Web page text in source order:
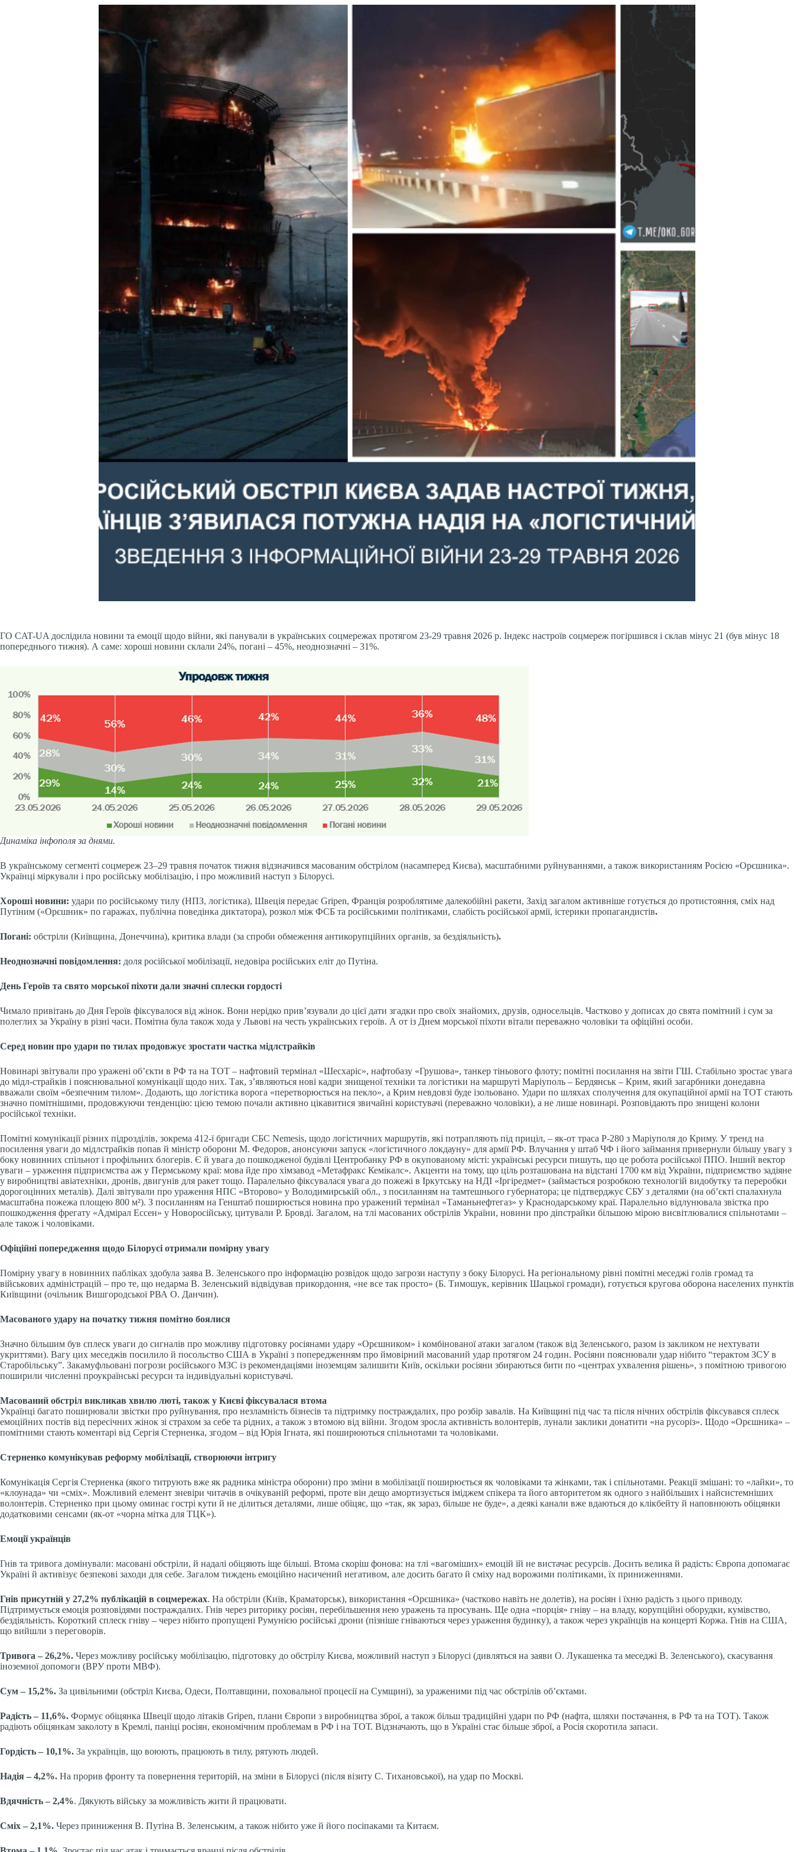
ГО CAT-UA дослідила новини та емоції щодо війни, які панували в українських соцмережах протягом 23-29 травня 2026 р. Індекс настроїв соцмереж погіршився і склав мінус 21 (був мінус 18
попереднього тижня). А саме: хороші новини склали 24%, погані – 45%, неоднозначні – 31%.
Динаміка інфополя за днями.
В українському сегменті соцмереж 23–29 травня початок тижня відзначився масованим обстрілом (насамперед Києва), масштабними руйнуваннями, а також використанням Росією «Орєшника».
Українці міркували і про російську мобілізацію, і про можливий наступ з Білорусі.
Хороші новини: удари по російському тилу (НПЗ, логістика), Швеція передає Gripen, Франція розроблятиме далекобійні ракети, Захід загалом активніше готується до протистояння, сміх над
Путіним («Орєшник» по гаражах, публічна поведінка диктатора), розкол між ФСБ та російськими політиками, слабість російської армії, істерики пропагандистів.
Погані: обстріли (Київщина, Донеччина), критика влади (за спроби обмеження антикорупційних органів, за бездіяльність).
Неоднозначні повідомлення: доля російської мобілізації, недовіра російських еліт до Путіна.
День Героїв та свято морської піхоти дали значні сплески гордості
Чимало привітань до Дня Героїв фіксувалося від жінок. Вони нерідко прив’язували до цієї дати згадки про своїх знайомих, друзів, односельців. Частково у дописах до свята помітний і сум за
полеглих за Україну в різні часи. Помітна була також хода у Львові на честь українських героїв. А от із Днем морської піхоти вітали переважно чоловіки та офіційні особи.
Серед новин про удари по тилах продовжує зростати частка мідлстрайків
Новинарі звітували про уражені об’єкти в РФ та на ТОТ – нафтовий термінал «Шесхаріс», нафтобазу «Грушова», танкер тіньового флоту; помітні посилання на звіти ГШ. Стабільно зростає увага
до мідл-страйків і пояснювальної комунікації щодо них. Так, з’являються нові кадри знищеної техніки та логістики на маршруті Маріуполь – Бердянськ – Крим, який загарбники донедавна
вважали своїм «безпечним тилом». Додають, що логістика ворога «перетворюється на пекло», а Крим невдовзі буде ізольовано. Удари по шляхах сполучення для окупаційної армії на ТОТ стають
значно помітнішими, продовжуючи тенденцію: цією темою почали активно цікавитися звичайні користувачі (переважно чоловіки), а не лише новинарі. Розповідають про знищені колони
російської техніки.
Помітні комунікації різних підрозділів, зокрема 412-ї бригади СБС Nemesis, щодо логістичних маршрутів, які потрапляють під приціл, – як-от траса Р-280 з Маріуполя до Криму. У тренд на
посилення уваги до мідлстрайків попав й міністр оборони М. Федоров, анонсуючи запуск «логістичного локдауну» для армії РФ. Влучання у штаб ЧФ і його займання привернули більшу увагу з
боку новинних спільнот і профільних блогерів. Є й увага до пошкодженої будівлі Центробанку РФ в окупованому місті: українські ресурси пишуть, що це робота російської ППО. Інший вектор
уваги – ураження підприємства аж у Пермському краї: мова йде про хімзавод «Метафракс Кемікалс». Акценти на тому, що ціль розташована на відстані 1700 км від України, підприємство задіяне
у виробництві авіатехніки, дронів, двигунів для ракет тощо. Паралельно фіксувалася увага до пожежі в Іркутську на НДІ «Іргіредмет» (займається розробкою технологій видобутку та переробки
дорогоцінних металів). Далі звітували про ураження НПС «Второво» у Володимирській обл., з посиланням на тамтешнього губернатора; це підтверджує СБУ з деталями (на об’єкті спалахнула
масштабна пожежа площею 800 м²). З посиланням на Генштаб поширюється новина про уражений термінал «Таманьнефтегаз» у Краснодарському краї. Паралельно відлунювала звістка про
пошкодження фрегату «Адмірал Ессен» у Новоросійську, цитували Р. Бровді. Загалом, на тлі масованих обстрілів України, новини про діпстрайки більшою мірою висвітлювалися спільнотами –
але також і чоловіками.
Офіційні попередження щодо Білорусі отримали помірну увагу
Помірну увагу в новинних пабліках здобула заява В. Зеленського про інформацію розвідок щодо загрози наступу з боку Білорусі. На регіональному рівні помітні меседжі голів громад та
військових адміністрацій – про те, що недарма В. Зеленський відвідував прикордоння, «не все так просто» (Б. Тимошук, керівник Шацької громади), готується кругова оборона населених пунктів
Київщини (очільник Вишгородської РВА О. Данчин).
Масованого удару на початку тижня помітно боялися
Значно більшим був сплеск уваги до сигналів про можливу підготовку росіянами удару «Орєшником» і комбінованої атаки загалом (також від Зеленського, разом із закликом не нехтувати
укриттями). Вагу цих меседжів посилило й посольство США в Україні з попередженням про ймовірний масований удар протягом 24 годин. Росіяни пояснювали удар нібито “терактом ЗСУ в
Старобільську”. Закамуфльовані погрози російського МЗС із рекомендаціями іноземцям залишити Київ, оскільки росіяни збираються бити по «центрах ухвалення рішень», з помітною тривогою
поширили численні проукраїнські ресурси та індивідуальні користувачі.
Масований обстріл викликав хвилю люті, також у Києві фіксувалася втома
Українці багато поширювали звістки про руйнування, про незламність бізнесів та підтримку постраждалих, про розбір завалів. На Київщині під час та після нічних обстрілів фіксувався сплеск
емоційних постів від пересічних жінок зі страхом за себе та рідних, а також з втомою від війни. Згодом зросла активність волонтерів, лунали заклики донатити «на русоріз». Щодо «Орєшника» –
помітними стають коментарі від Сергія Стерненка, згодом – від Юрія Ігната, які поширюються спільнотами та чоловіками.
Стерненко комунікував реформу мобілізації, створюючи інтригу
Комунікація Сергія Стерненка (якого титрують вже як радника міністра оборони) про зміни в мобілізації поширюється як чоловіками та жінками, так і спільнотами. Реакції змішані: то «лайки», то
«клоунада» чи «сміх». Можливий елемент зневіри читачів в очікуваній реформі, проте він дещо амортизується іміджем спікера та його авторитетом як одного з найбільших і найсистемніших
волонтерів. Стерненко при цьому оминає гострі кути й не ділиться деталями, лише обіцяє, що «так, як зараз, більше не буде», а деякі канали вже вдаються до клікбейту й наповнюють обіцянки
додатковими сенсами (як-от «чорна мітка для ТЦК»).
Емоції українців
Гнів та тривога домінували: масовані обстріли, й надалі обіцяють іще більші. Втома скоріш фонова: на тлі «вагоміших» емоцій їй не вистачає ресурсів. Досить велика й радість: Європа допомагає
Україні й активізує безпекові заходи для себе. Загалом тиждень емоційно насичений негативом, але досить багато й сміху над ворожими політиками, їх приниженнями.
Гнів присутній у 27,2% публікацій в соцмережах. На обстріли (Київ, Краматорськ), використання «Орєшника» (частково навіть не долетів), на росіян і їхню радість з цього приводу.
Підтримується емоція розповідями постраждалих. Гнів через риторику росіян, перебільшення нею уражень та просувань. Ще одна «порція» гніву – на владу, корупційні оборудки, кумівство,
бездіяльність. Короткий сплеск гніву – через нібито пропущені Румунією російські дрони (пізніше гніваються через ураження будинку), а також через українців на концерті Коржа. Гнів на США,
що вийшли з переговорів.
Тривога – 26,2%. Через можливу російську мобілізацію, підготовку до обстрілу Києва, можливий наступ з Білорусі (дивляться на заяви О. Лукашенка та меседжі В. Зеленського), скасування
іноземної допомоги (ВРУ проти МВФ).
Сум – 15,2%. За цивільними (обстріл Києва, Одеси, Полтавщини, поховальної процесії на Сумщині), за ураженими під час обстрілів об’єктами.
Радість – 11,6%. Формує обіцянка Швеції щодо літаків Gripen, плани Європи з виробництва зброї, а також більш традиційні удари по РФ (нафта, шляхи постачання, в РФ та на ТОТ). Також
радіють обіцянкам заколоту в Кремлі, паніці росіян, економічним проблемам в РФ і на ТОТ. Відзначають, що в Україні стає більше зброї, а Росія скоротила запаси.
Гордість – 10,1%. За українців, що воюють, працюють в тилу, рятують людей.
Надія – 4,2%. На прорив фронту та повернення територій, на зміни в Білорусі (після візиту С. Тихановської), на удар по Москві.
Вдячність – 2,4%. Дякують війську за можливість жити й працювати.
Сміх – 2,1%. Через приниження В. Путіна В. Зеленським, а також нібито уже й його посіпаками та Китаєм.